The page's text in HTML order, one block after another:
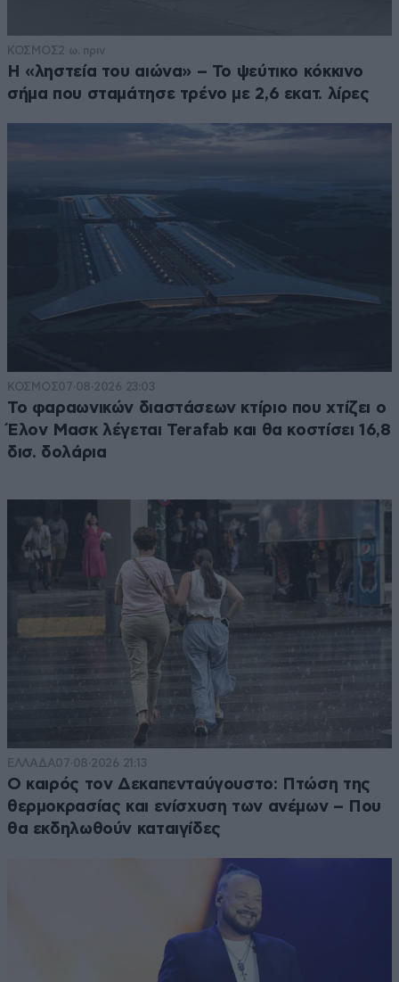
ΚΟΣΜΟΣ2 ω. πριν
Η «ληστεία του αιώνα» – Το ψεύτικο κόκκινο
σήμα που σταμάτησε τρένο με 2,6 εκατ. λίρες
ΚΟΣΜΟΣ07·08·2026 23:03
Το φαραωνικών διαστάσεων κτίριο που χτίζει ο
Έλον Μασκ λέγεται Terafab και θα κοστίσει 16,8
δισ. δολάρια
ΕΛΛΑΔΑ07·08·2026 21:13
Ο καιρός τον Δεκαπενταύγουστο: Πτώση της
θερμοκρασίας και ενίσχυση των ανέμων – Που
θα εκδηλωθούν καταιγίδες